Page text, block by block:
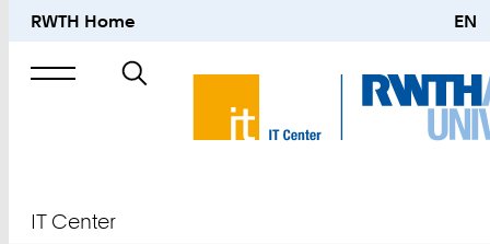
RWTH Home EN
Suche
nach
IT Center